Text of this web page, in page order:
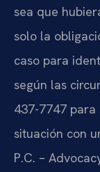
sea que
solo la
caso para
según las
437-7747
situación con
P.C. –